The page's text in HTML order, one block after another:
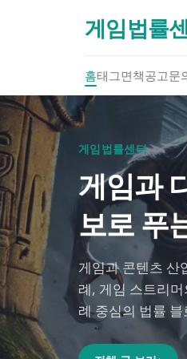
게임법률
홈태그면책공고문
게임법률센터
게임과
보로 푸
게임과 콘텐츠 산
례, 게임 스트리
례 중심의 법률 블